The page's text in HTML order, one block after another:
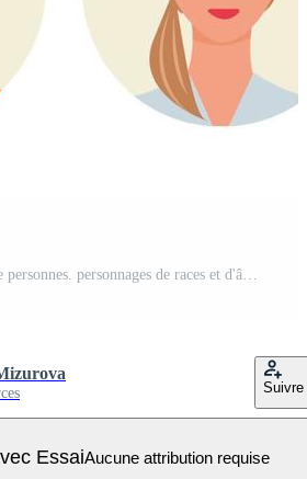
12 avatars lumineux de personnes. personnages de races et d'âges différents. hommes, femmes et personnes transgenres. conception universelle de forums, chat bots, support pour les boutiques en ligne. illustration vectorielle, plat Vecteur Pro
Suivre
EssaiAucune attribution requise